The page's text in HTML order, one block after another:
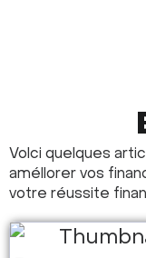
Volci quelques
améllorer vos
votre réussite